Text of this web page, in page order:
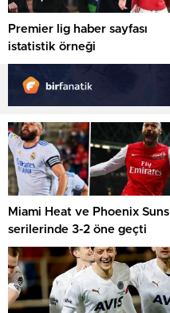
Premier lig haber sayfası
istatistik örneği
Miami Heat ve Phoenix Suns
serilerinde 3-2 öne geçti